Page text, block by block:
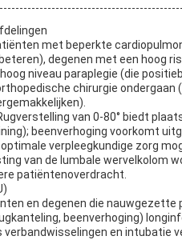
met beperkte
degenen met een hoog
niveau paraplegie (die
chirurgie ondergaan
van 0-80° biedt
beenverhoging voorkomt
verpleegkundige zorg
van de lumbale wervelkolom
patiëntenoverdracht.
en degenen die
beenverhoging)
verbandwisselingen en intubatie